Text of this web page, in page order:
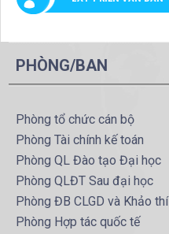
PHÒNG/BAN
Phòng tổ chức cán bộ
Phòng Tài chính kế toán
Phòng QL Đào tạo Đại học
Phòng QLĐT Sau đại học
Phòng ĐB CLGD và Khảo thí
Phòng Hợp tác quốc tế